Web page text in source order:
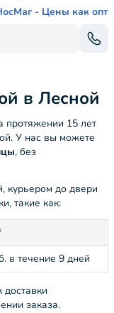
- Цены как опт
в Лесной
15 лет
У нас вы можете
, без
курьером до двери
такие как:
в течение 9 дней
заказа.